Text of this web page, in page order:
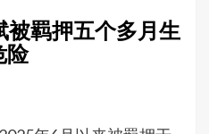
被羁押五个多月生
险